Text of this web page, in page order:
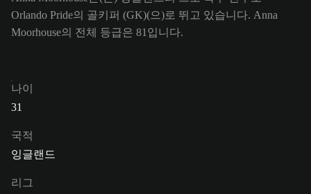
Orlando Pride의 골키퍼 (GK)(으)로 뛰고 있습니다. Anna
Moorhouse의 전체 등급은 81입니다.
나이
31
국적
잉글랜드
리그